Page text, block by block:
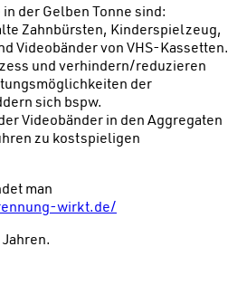
der Gelben Tonne sind:
Zahnbürsten, Kinderspielzeug,
Videobänder von VHS-Kassetten.
und verhindern/reduzieren
der
sich bspw.
Videobänder in den Aggregaten
zu kostspieligen
man
wirkt.de/